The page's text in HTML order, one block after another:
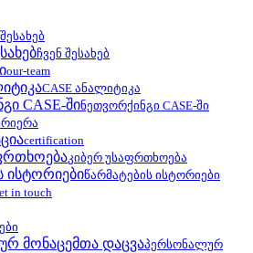
ჩვენ შესახებ
our-team
CASE ანალიტიკა
CASE-შინეთვორქინგი CASE-ში
certification
კიბერ უსაფრთხოება
ისტორიებიწარმატების ისტორიები
in touch
მონაცემთა დაცვაპერსონალურ